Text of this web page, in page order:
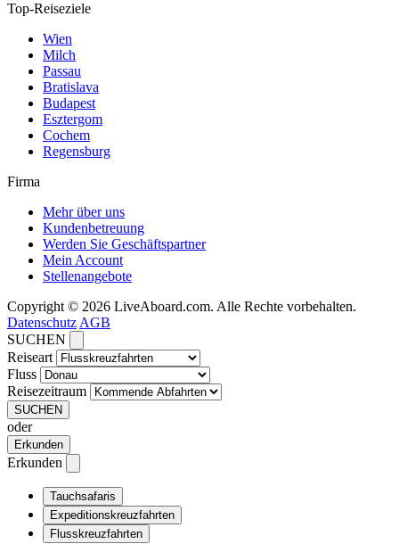
Top-Reiseziele
Wien
Milch
Passau
Bratislava
Budapest
Esztergom
Cochem
Regensburg
Firma
Mehr über uns
Kundenbetreuung
Werden Sie Geschäftspartner
Mein Account
Stellenangebote
Copyright © 2026 LiveAboard.com. Alle Rechte vorbehalten.
Datenschutz AGB
SUCHEN
Reiseart
Fluss
Reisezeitraum
SUCHEN
oder
Erkunden
Erkunden
Tauchsafaris
Expeditionskreuzfahrten
Flusskreuzfahrten